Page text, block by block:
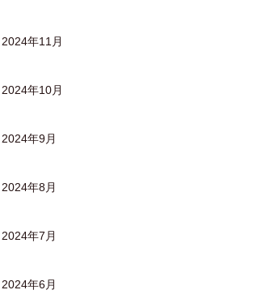
2024年11月
2024年10月
2024年9月
2024年8月
2024年7月
2024年6月